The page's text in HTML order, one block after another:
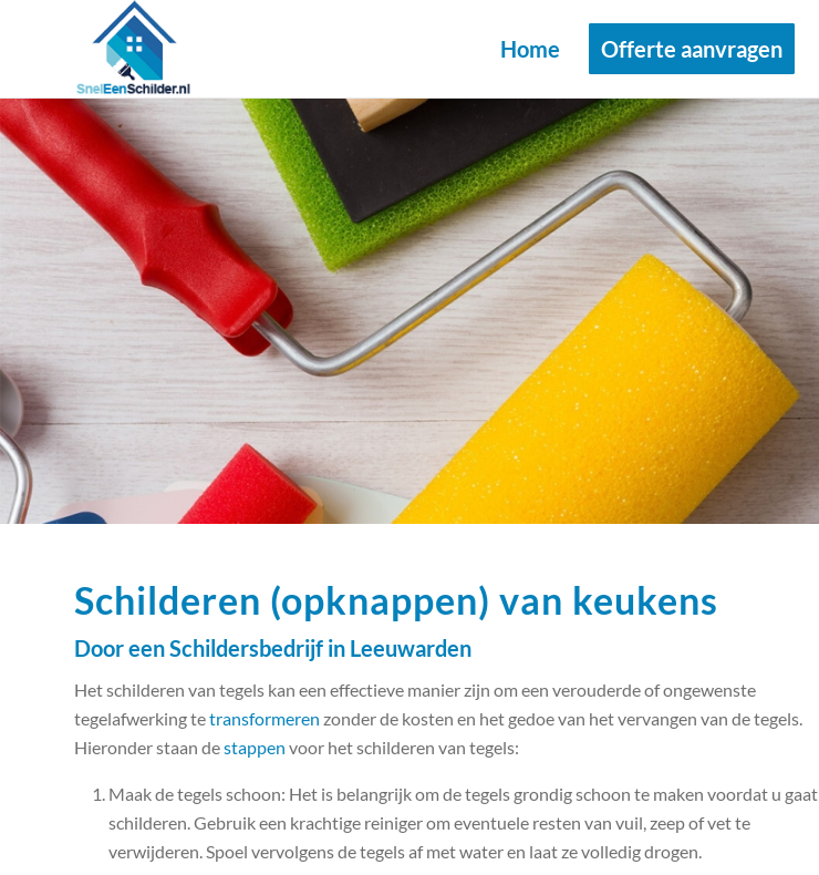
Home Offerte aanvragen
Schilderen (opknappen) van keukens
Door een Schildersbedrijf in Leeuwarden
Het schilderen van tegels kan een effectieve manier zijn om een ​​verouderde of ongewenste
tegelafwerking tetransformeren zonder de kosten en het gedoe van het vervangen van de tegels.
Hieronder staan destappen voor het schilderen van tegels:
Maak de tegels schoon: Het is belangrijk om de tegels grondig schoon te maken voordat u gaat
schilderen. Gebruik een krachtige reiniger om eventuele resten van vuil, zeep of vet te
verwijderen. Spoel vervolgens de tegels af met water en laat ze volledig drogen.